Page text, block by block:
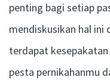
penting bagi setiap
mendiskusikan hal ini
terdapat
pesta pernikahanmu